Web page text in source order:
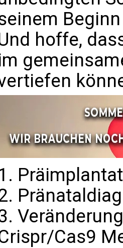
hoffe,
Cas9